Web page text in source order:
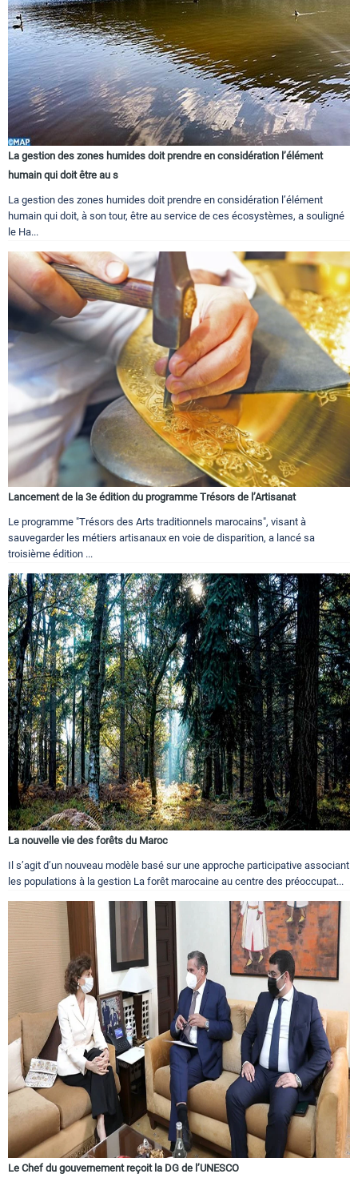
La gestion des zones humides doit prendre en considération l’élément
humain qui doit être au s
La gestion des zones humides doit prendre en considération l’élément
humain qui doit, à son tour, être au service de ces écosystèmes, a souligné
le Ha...
Lancement de la 3e édition du programme Trésors de l’Artisanat
Le programme "Trésors des Arts traditionnels marocains", visant à
sauvegarder les métiers artisanaux en voie de disparition, a lancé sa
troisième édition ...
La nouvelle vie des forêts du Maroc
Il s’agit d’un nouveau modèle basé sur une approche participative associant
les populations à la gestion La forêt marocaine au centre des préoccupat...
Le Chef du gouvernement reçoit la DG de l’UNESCO